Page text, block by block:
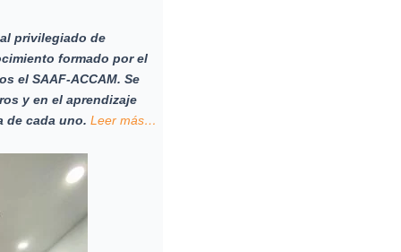
privilegiado de
formado por el
el SAAF-ACCAM. Se
y en el aprendizaje
de cada uno. Leer más…